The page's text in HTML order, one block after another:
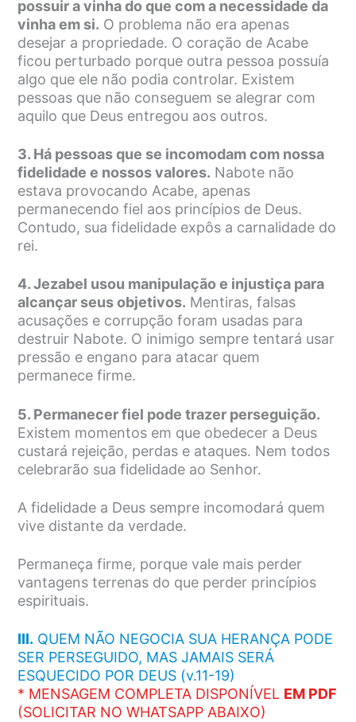
possuir a vinha do que com a necessidade da
vinha em si. O problema não era apenas
desejar a propriedade. O coração de Acabe
ficou perturbado porque outra pessoa possuía
algo que ele não podia controlar. Existem
pessoas que não conseguem se alegrar com
aquilo que Deus entregou aos outros.
3. Há pessoas que se incomodam com nossa
fidelidade e nossos valores. Nabote não
estava provocando Acabe, apenas
permanecendo fiel aos princípios de Deus.
Contudo, sua fidelidade expôs a carnalidade do
rei.
4. Jezabel usou manipulação e injustiça para
alcançar seus objetivos. Mentiras, falsas
acusações e corrupção foram usadas para
destruir Nabote. O inimigo sempre tentará usar
pressão e engano para atacar quem
permanece firme.
5. Permanecer fiel pode trazer perseguição.
Existem momentos em que obedecer a Deus
custará rejeição, perdas e ataques. Nem todos
celebrarão sua fidelidade ao Senhor.
A fidelidade a Deus sempre incomodará quem
vive distante da verdade.
Permaneça firme, porque vale mais perder
vantagens terrenas do que perder princípios
espirituais.
III. QUEM NÃO NEGOCIA SUA HERANÇA PODE
SER PERSEGUIDO, MAS JAMAIS SERÁ
ESQUECIDO POR DEUS (v.11-19)
* MENSAGEM COMPLETA DISPONÍVEL EM PDF
(SOLICITAR NO WHATSAPP ABAIXO)